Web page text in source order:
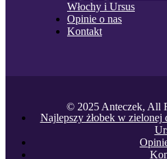
Włochy i Ursus
Opinie o nas
Kontakt
© 2025 Anteczek, All
Najlepszy żłobek w